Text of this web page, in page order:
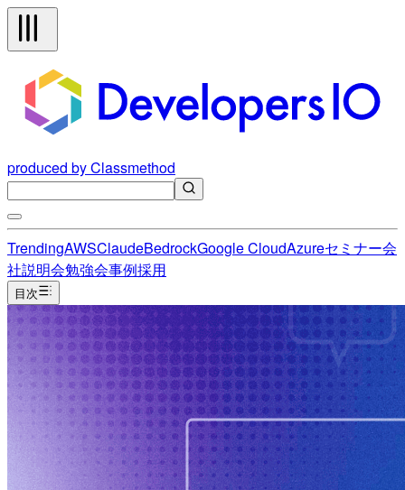
produced by Classmethod
TrendingAWSClaudeBedrockGoogle CloudAzureセミナー会
社説明会勉強会事例採用
目次